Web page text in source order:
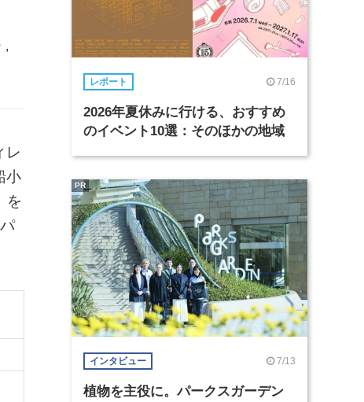
,
レ
小
を
レポート 7/16
2026年夏休みに行ける、おすすめ
のイベント10選：そのほかの地域
インタビュー 7/13
植物を主役に。パークスガーデン
PR